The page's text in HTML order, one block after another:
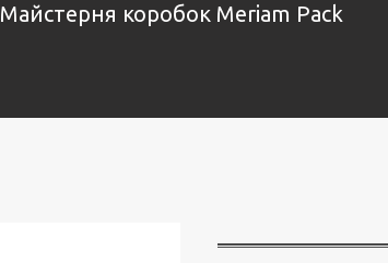
Майстерня коробок Meriam Pack